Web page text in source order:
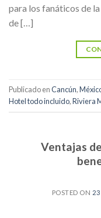
para los fanáticos de
de […]
Publicado enCancún,
Hotel todo incluido,Riviera
Ventajas
POSTED ON